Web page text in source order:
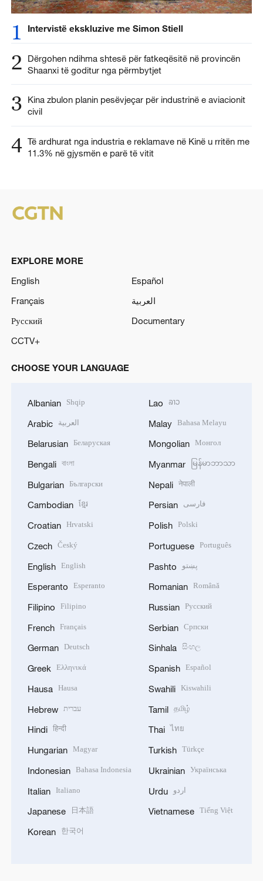
1 Intervistë ekskluzive me Simon Stiell
2
Dërgohen ndihma shtesë për fatkeqësitë në provincën
Shaanxi të goditur nga përmbytjet
3
Kina zbulon planin pesëvjeçar për industrinë e aviacionit
civil
4 Të ardhurat nga industria e reklamave në Kinë u rritën me
11.3% në gjysmën e parë të vitit
EXPLORE MORE
English
Español
Français
العربية
Русский
Documentary
CCTV+
CHOOSE YOUR LANGUAGE
Albanian Shqip
Arabic العربية
Belarusian Беларуская
Bengali বাংলা
Bulgarian Български
Cambodian ខ្មែរ
Croatian Hrvatski
Czech Český
English English
Esperanto Esperanto
Filipino Filipino
French Français
German Deutsch
Greek Ελληνικά
Hausa Hausa
Hebrew עברית
Hindi हिन्दी
Hungarian Magyar
Indonesian Bahasa Indonesia
Italian Italiano
Japanese 日本語
Korean 한국어
Lao ລາວ
Malay Bahasa Melayu
Mongolian Монгол
Myanmar မြန်မာဘာသာ
Nepali नेपाली
Persian فارسی
Polish Polski
Portuguese Português
Pashto پښتو
Romanian Română
Russian Русский
Serbian Српски
Sinhala සිංහල
Spanish Español
Swahili Kiswahili
Tamil தமிழ்
Thai ไทย
Turkish Türkçe
Ukrainian Українська
Urdu اردو
Vietnamese Tiếng Việt